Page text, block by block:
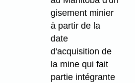
gisement minier
à partir de la
date
d'acquisition de
la mine qui fait
partie intégrante